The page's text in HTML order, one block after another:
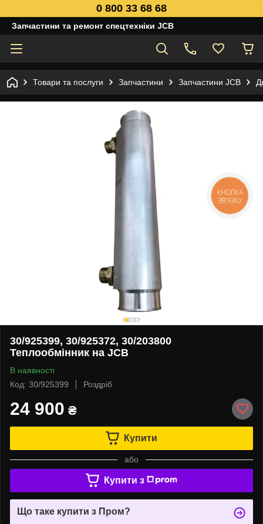
0 800 33 68 68
Запчастини та ремонт спецтехніки JCB
Товари та послуги Запчастини Запчастини JCB
30/925399, 30/925372, 30/203800
Теплообмінник на JCB
В наявності
Код: 30/925399
Роздріб
24 900 ₴
Купити
або
Купити з
Що таке купити з Пром?
КНОПКА
ЗВ'ЯЗКУ